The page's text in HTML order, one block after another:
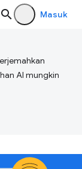
Masuk
AI mungkin